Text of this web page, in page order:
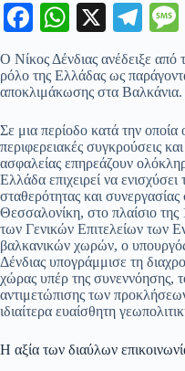
Fa
ce
bo
ok
W
ha
ts
A
pp
X
Te
le
gr
a
m
Ο Νίκος Δένδιας ανέδειξε
ρόλο της Ελλάδας ως
αποκλιμάκωσης στα Βαλκάνια.
Σε μια περίοδο κατά την οποία
περιφερειακές συγκρούσεις
ασφαλείας επηρεάζουν
Ελλάδα επιχειρεί να
σταθερότητας και
Θεσσαλονίκη, στο πλαίσιο
των Γενικών Επιτελείων των
βαλκανικών χωρών, ο
Δένδιας υπογράμμισε τη
χώρας υπέρ της συνεννόησης,
αντιμετώπισης των
ιδιαίτερα ευαίσθητη
Η αξία των διαύλων